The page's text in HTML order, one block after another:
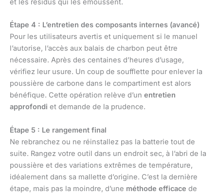
et les résidus qui les émoussent.
Étape 4 : L’entretien des composants internes (avancé)
Pour les utilisateurs avertis et uniquement si le manuel
l’autorise, l’accès aux balais de charbon peut être
nécessaire. Après des centaines d’heures d’usage,
vérifiez leur usure. Un coup de soufflette pour enlever la
poussière de carbone dans le compartiment est alors
bénéfique. Cette opération relève d’un entretien
approfondi et demande de la prudence.
Étape 5 : Le rangement final
Ne rebranchez ou ne réinstallez pas la batterie tout de
suite. Rangez votre outil dans un endroit sec, à l’abri de la
poussière et des variations extrêmes de température,
idéalement dans sa mallette d’origine. C’est la dernière
étape, mais pas la moindre, d’une méthode efficace de